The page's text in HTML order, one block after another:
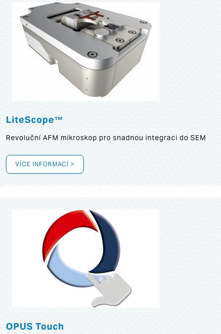
LiteScope™
Revoluční AFM mikroskop pro snadnou integraci do SEM
VÍCE INFORMACÍ >
OPUS Touch